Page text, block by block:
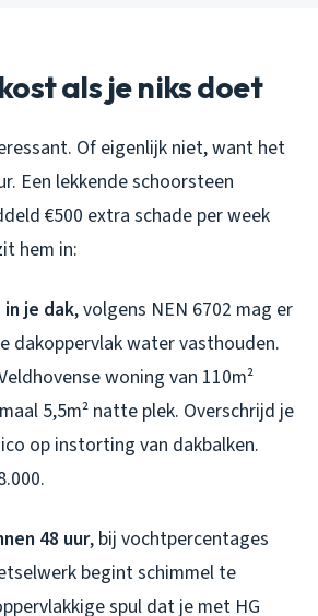
als je niks doet
Of eigenlijk niet, want het
Een lekkende schoorsteen
€500 extra schade per week
hem in:
je dak, volgens NEN 6702 mag er
dakoppervlak water vasthouden.
woning van 110m²
5,5m² natte plek. Overschrijd je
op instorting van dakbalken.
48 uur, bij vochtpercentages
begint schimmel te
spul dat je met HG